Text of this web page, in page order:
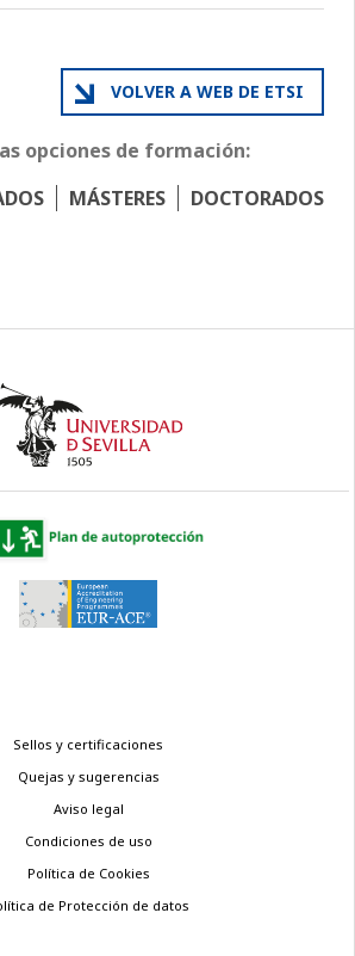
VOLVER A WEB DE ETSI
opciones de formación:
MÁSTERES DOCTORADOS
Sellos y certificaciones
Quejas y sugerencias
Aviso legal
Condiciones de uso
Política de Cookies
de Protección de datos